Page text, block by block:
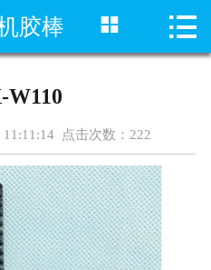
 首页
新闻资讯
产品知识
生产车间
胶棒  
W110
点击次数： 222